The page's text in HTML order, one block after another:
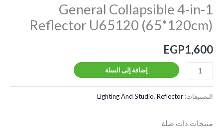
General Collapsible 4-in-1
Reflector U65120 (65*120cm)
EGP1,600
إضافة إلى السلة
التصنيفات: Lighting And Studio, Reflector
منتجات ذات صلة